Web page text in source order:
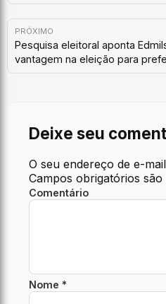
PRÓXIMO
Pesquisa eleitoral aponta
vantagem na eleição para
Deixe seu
O seu endereço de e-
Campos obrigatórios
Comentário
Nome *